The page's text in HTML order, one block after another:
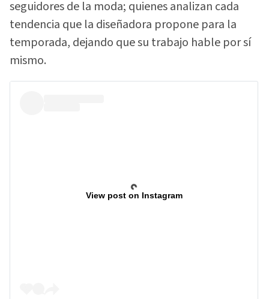
seguidores de la moda; quienes analizan cada
tendencia que la diseñadora propone para la
temporada, dejando que su trabajo hable por sí
mismo.
View post on Instagram